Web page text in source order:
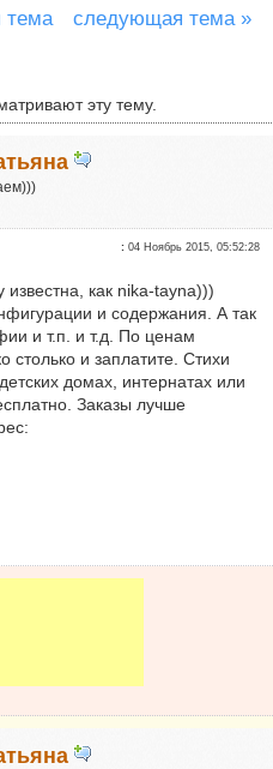
тема
следующая тема »
эту тему.
Таня, часто говорю стихами)
:04 Ноябрь 2015, 05:52:28
как nika-tayna)))
и содержания. А так
и т.п. и т.д. По ценам
столько и заплатите. Стихи
домах, интернатах или
Заказы лучше